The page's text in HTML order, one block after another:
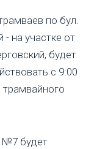
по бул.
на участке от
будет
с 9:00
№7 будет